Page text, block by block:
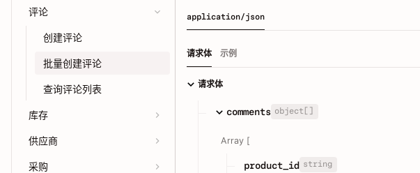
评论
创建评论
批量创建评论
查询评论列表
库存
供应商
采购
application/json
请求体 示例
请求体
comments object[]
Array [
product_id string